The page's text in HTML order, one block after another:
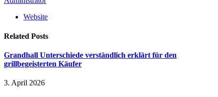
Website
Related Posts
Grandhall Unterschiede verständlich erklärt für den
grillbegeisterten Käufer
3. April 2026